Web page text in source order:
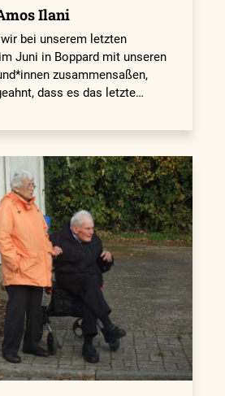
Ilani
bei unserem letzten
Juni in Boppard mit unseren
zusammensaßen,
dass es das letzte…